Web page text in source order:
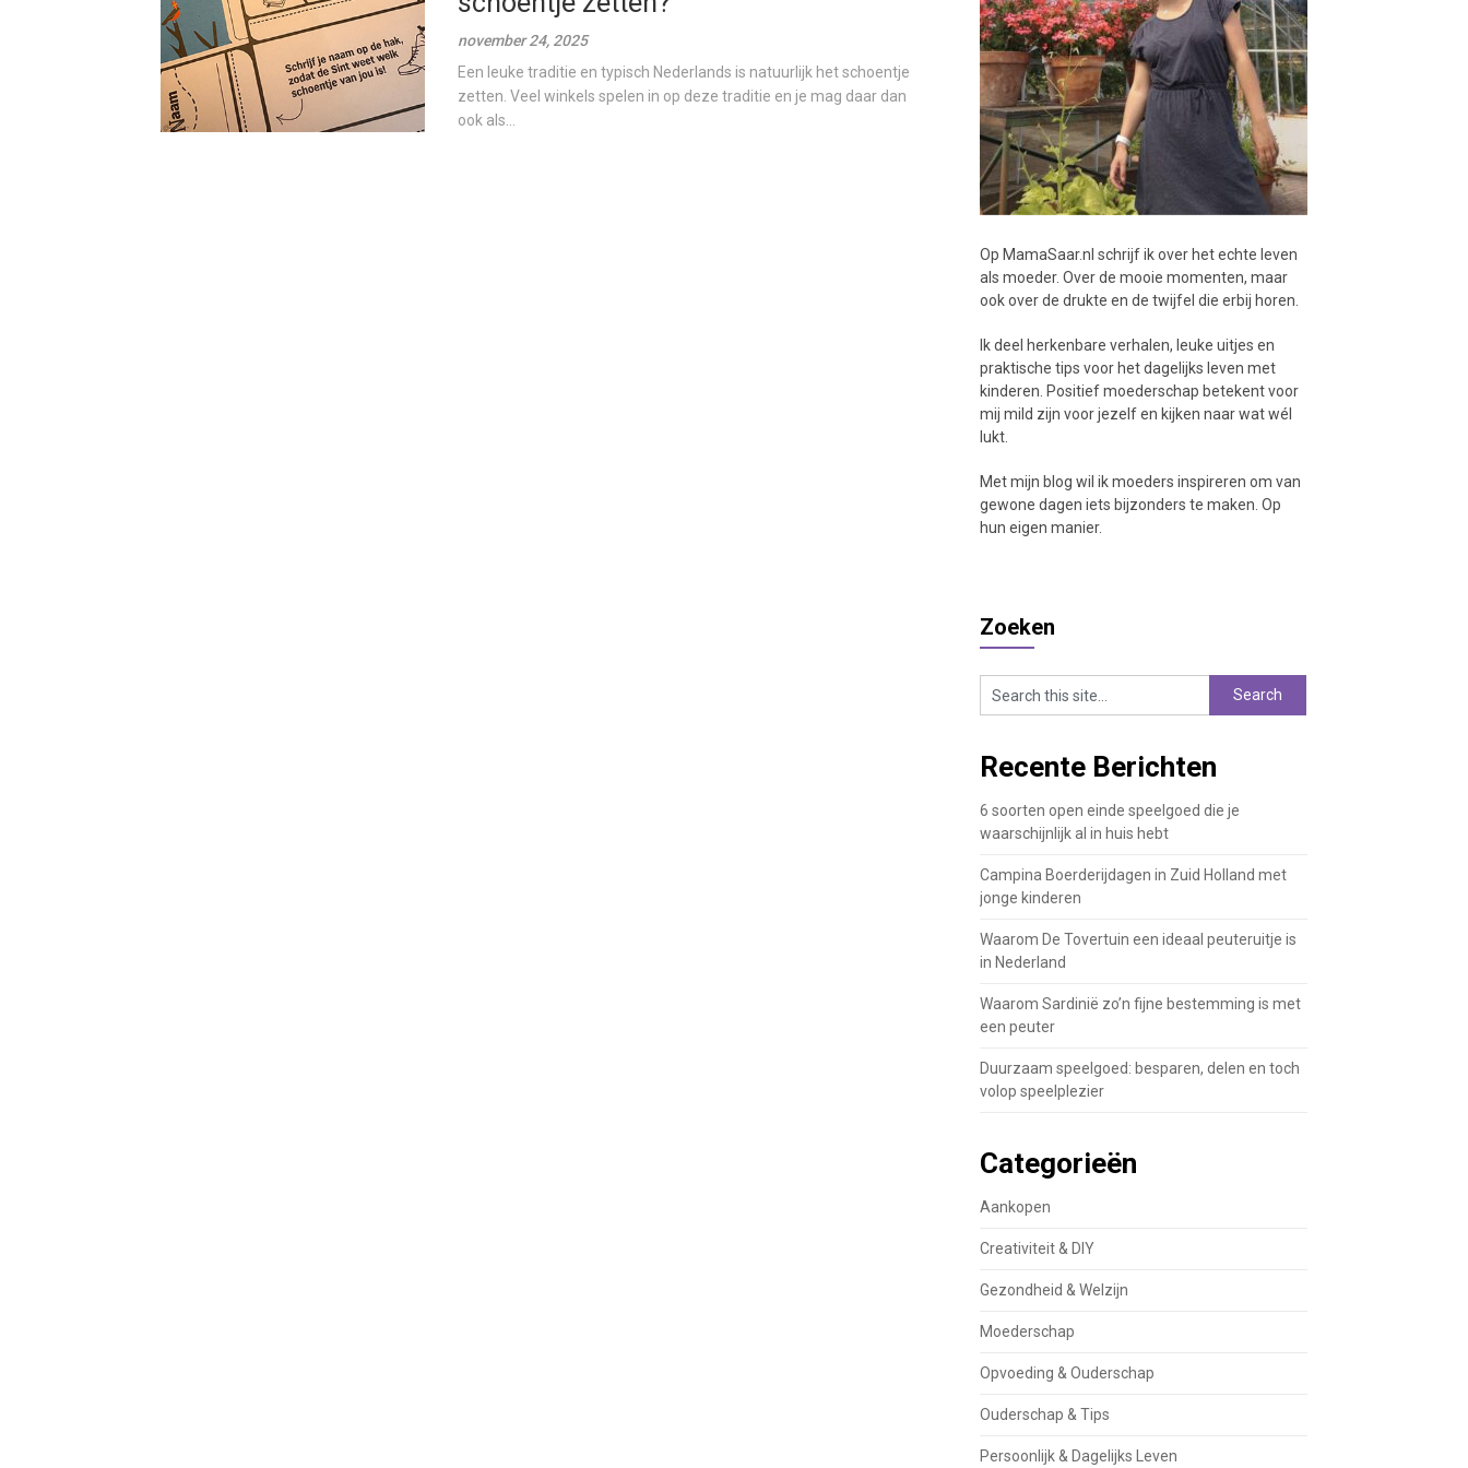
november 24, 2025
Een leuke traditie en typisch Nederlands is natuurlijk het schoentje
zetten. Veel winkels spelen in op deze traditie en je mag daar dan
ook als...
Op MamaSaar.nl schrijf ik over het echte leven
als moeder. Over de mooie momenten, maar
ook over de drukte en de twijfel die erbij horen.
Ik deel herkenbare verhalen, leuke uitjes en
praktische tips voor het dagelijks leven met
kinderen. Positief moederschap betekent voor
mij mild zijn voor jezelf en kijken naar wat wél
lukt.
Met mijn blog wil ik moeders inspireren om van
gewone dagen iets bijzonders te maken. Op
hun eigen manier.
Zoeken
Recente Berichten
6 soorten open einde speelgoed die je
waarschijnlijk al in huis hebt
Campina Boerderijdagen in Zuid Holland met
jonge kinderen
Waarom De Tovertuin een ideaal peuteruitje is
in Nederland
Waarom Sardinië zo’n fijne bestemming is met
een peuter
Duurzaam speelgoed: besparen, delen en toch
volop speelplezier
Categorieën
Aankopen
Creativiteit & DIY
Gezondheid & Welzijn
Moederschap
Opvoeding & Ouderschap
Ouderschap & Tips
Persoonlijk & Dagelijks Leven